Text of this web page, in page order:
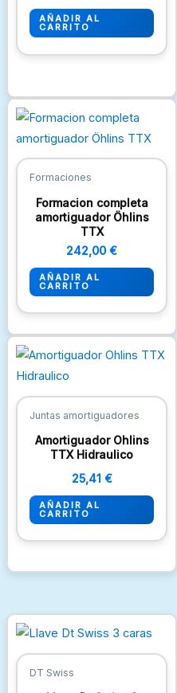
AÑADIR AL
CARRITO
Formaciones
Formacion completa
amortiguador Öhlins
TTX
242,00 €
AÑADIR AL
CARRITO
Juntas amortiguadores
Amortiguador Ohlins
TTX Hidraulico
25,41 €
AÑADIR AL
CARRITO
DT Swiss